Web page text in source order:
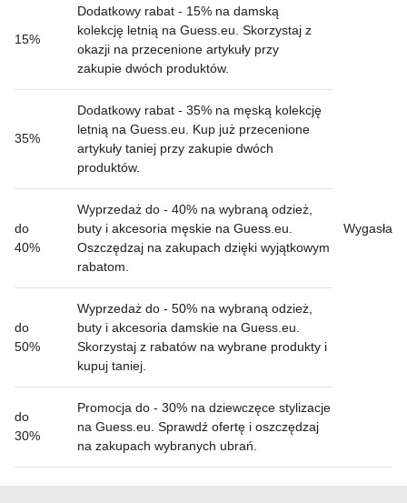
15%
Dodatkowy rabat - 15% na damską
kolekcję letnią na Guess.eu. Skorzystaj z
okazji na przecenione artykuły przy
zakupie dwóch produktów.
Wygasła
35%
Dodatkowy rabat - 35% na męską kolekcję
letnią na Guess.eu. Kup już przecenione
artykuły taniej przy zakupie dwóch
produktów.
do
40%
Wyprzedaż do - 40% na wybraną odzież,
buty i akcesoria męskie na Guess.eu.
Oszczędzaj na zakupach dzięki wyjątkowym
rabatom.
do
50%
Wyprzedaż do - 50% na wybraną odzież,
buty i akcesoria damskie na Guess.eu.
Skorzystaj z rabatów na wybrane produkty i
kupuj taniej.
do
30%
Promocja do - 30% na dziewczęce stylizacje
na Guess.eu. Sprawdź ofertę i oszczędzaj
na zakupach wybranych ubrań.